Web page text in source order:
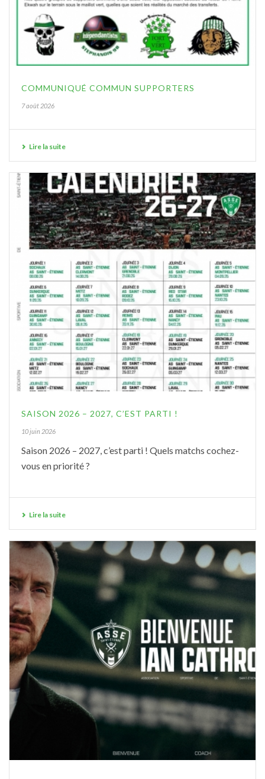
COMMUNIQUÉ COMMUN SUPPORTERS
7 août 2026
Lire la suite
SAISON 2026 – 2027, C’EST PARTI !
10 juin 2026
Saison 2026 – 2027, c’est parti ! Quels matchs cochez-
vous en priorité ?
Lire la suite